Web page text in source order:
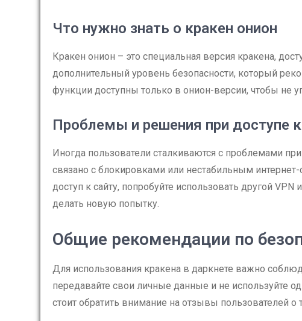
Что нужно знать о кракен онион
Кракен онион – это специальная версия кракена,
дополнительный уровень безопасности, который
функции доступны только в онион-версии, чтобы не
Проблемы и решения при доступе
Иногда пользователи сталкиваются с проблемами
связано с блокировками или нестабильным
доступ к сайту, попробуйте использовать другой
делать новую попытку.
Общие рекомендации по
Для использования кракена в даркнете важно
передавайте свои личные данные и не используйте
стоит обратить внимание на отзывы пользователей о